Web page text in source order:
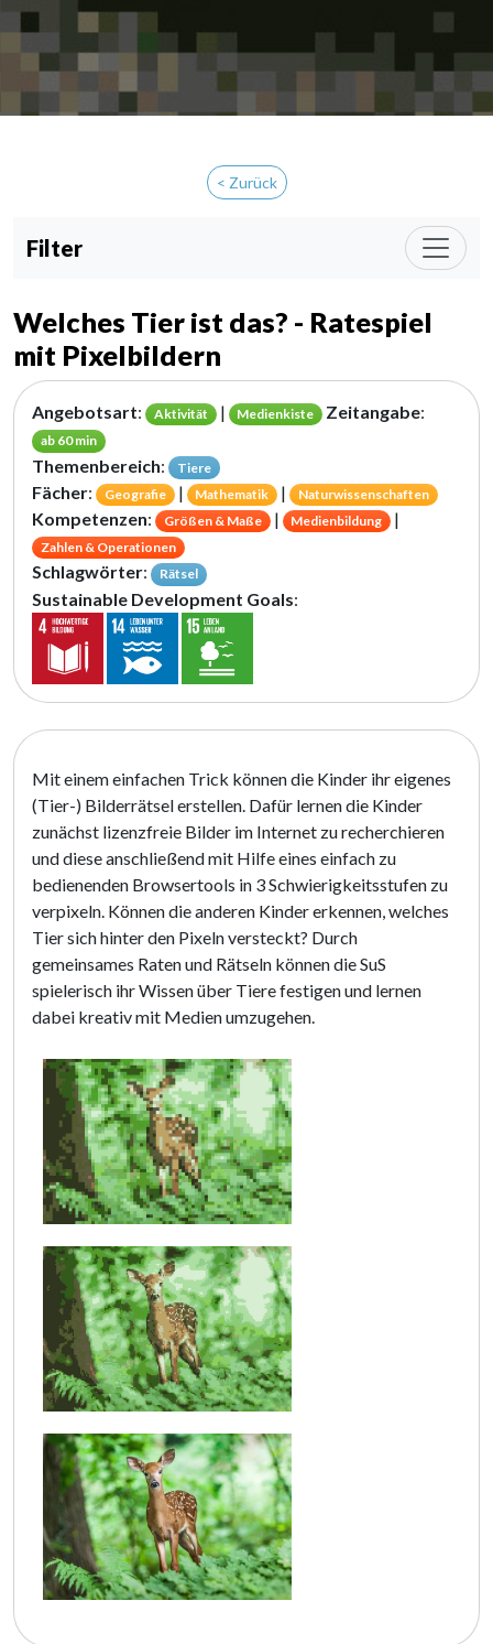
< Zurück
Filter
Welches Tier ist das? - Ratespiel
mit Pixelbildern
Angebotsart: Aktivität | Medienkiste Zeitangabe:
ab 60 min
Themenbereich: Tiere
Fächer: Geografie | Mathematik | Naturwissenschaften
Kompetenzen: Größen & Maße | Medienbildung |
Zahlen & Operationen
Schlagwörter: Rätsel
Sustainable Development Goals:
Mit einem einfachen Trick können die Kinder ihr eigenes
(Tier-) Bilderrätsel erstellen. Dafür lernen die Kinder
zunächst lizenzfreie Bilder im Internet zu recherchieren
und diese anschließend mit Hilfe eines einfach zu
bedienenden Browsertools in 3 Schwierigkeitsstufen zu
verpixeln. Können die anderen Kinder erkennen, welches
Tier sich hinter den Pixeln versteckt? Durch
gemeinsames Raten und Rätseln können die SuS
spielerisch ihr Wissen über Tiere festigen und lernen
dabei kreativ mit Medien umzugehen.